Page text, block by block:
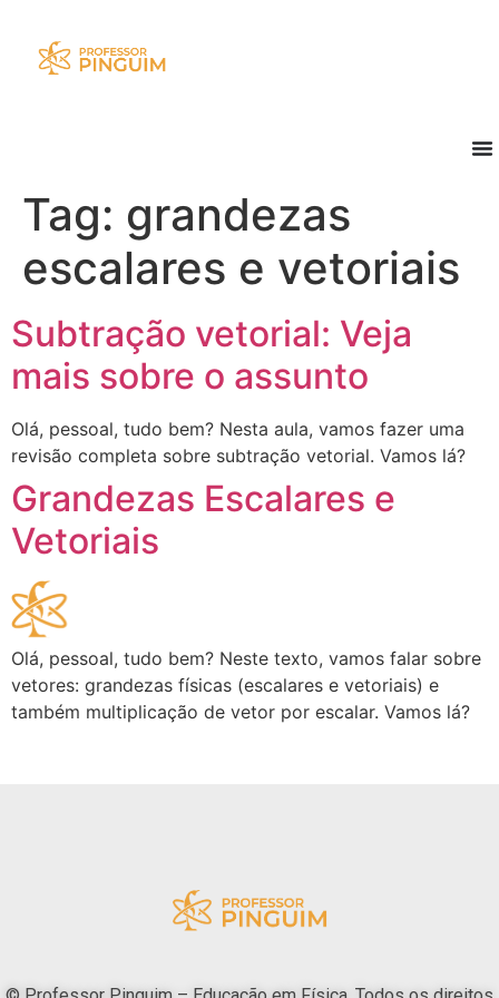
Tag: grandezas
escalares e vetoriais
Subtração vetorial: Veja
mais sobre o assunto
Olá, pessoal, tudo bem? Nesta aula, vamos fazer uma
revisão completa sobre subtração vetorial. Vamos lá?
Grandezas Escalares e
Vetoriais
Olá, pessoal, tudo bem? Neste texto, vamos falar sobre
vetores: grandezas físicas (escalares e vetoriais) e
também multiplicação de vetor por escalar. Vamos lá?